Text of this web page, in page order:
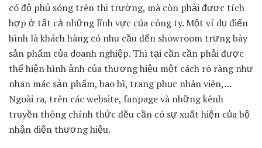
có độ phủ sóng trên thị trường, mà còn phải được tích
hợp ở tất cả những lĩnh vực của công ty. Một ví dụ điển
hình là khách hàng có nhu cầu đến showroom trưng bày
sản phẩm của doanh nghiệp. Thì tại cần cần phải được
thể hiện hình ảnh của thương hiệu một cách rõ ràng như
nhãn mác sản phẩm, bao bì, trang phục nhân viên,…
Ngoài ra, trên các website, fanpage và những kênh
truyền thông chính thức đều cần có sự xuất hiện của bộ
nhận diện thương hiệu.